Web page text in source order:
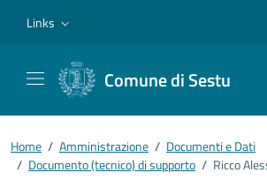
Links
Comune di Sestu
Home / Amministrazione / Documenti e Dati
/ Documento (tecnico) di supporto / Ricco